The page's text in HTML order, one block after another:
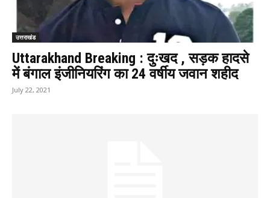
उत्तराखंड
Uttarakhand Breaking : दुःखद , सड़क हादसे
में बंगाल इंजीनियरिंग का 24 वर्षीय जवान शहीद
July 22, 2021